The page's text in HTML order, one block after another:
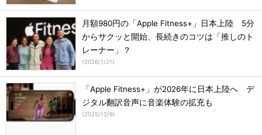
月額980円の「Apple Fitness+」日本上陸 5分
からサクッと開始、長続きのコツは「推しのト
レーナー」？
(2026/1/21)
「Apple Fitness+」が2026年に日本上陸へ デ
ジタル翻訳音声に音楽体験の拡充も
(2025/12/9)